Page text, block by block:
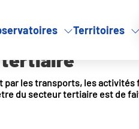
Territoires
tertiaire
par les transports, les
du secteur tertiaire est de